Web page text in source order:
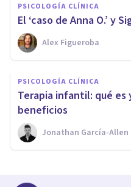
PSICOLOGÍA CLÍNICA
​El ‘caso de Anna O.’ y
Alex Figueroba
PSICOLOGÍA CLÍNICA
​Terapia infantil: qué es
beneficios
Jonathan García-Allen